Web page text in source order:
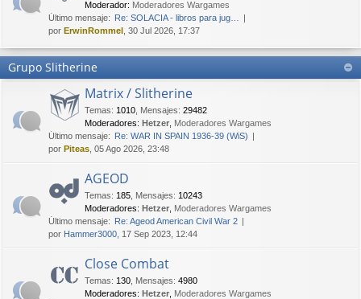
Moderador: Moderadores Wargames
Último mensaje: Re: SOLACIA - libros para jug…
por ErwinRommel , 30 Jul 2026, 17:37
Grupo Slitherine
Matrix / Slitherine
Temas: 1010 Mensajes: 29482
Moderadores: Hetzer Moderadores Wargames
Último mensaje: Re: WAR IN SPAIN 1936-39 (WiS)
por Piteas , 05 Ago 2026, 23:48
AGEOD
Temas: 185 Mensajes: 10243
Moderadores: Hetzer Moderadores Wargames
Último mensaje: Re: Ageod American Civil War 2
por Hammer3000 , 17 Sep 2023, 12:44
Close Combat
Temas: 130 Mensajes: 4980
Moderadores: Hetzer Moderadores Wargames